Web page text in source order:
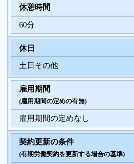
休憩時間
60分
休日
土日その他
雇用期間
(雇用期間の定めの有無)
雇用期間の定めなし
契約更新の条件
(有期労働契約を更新する場合の基準)